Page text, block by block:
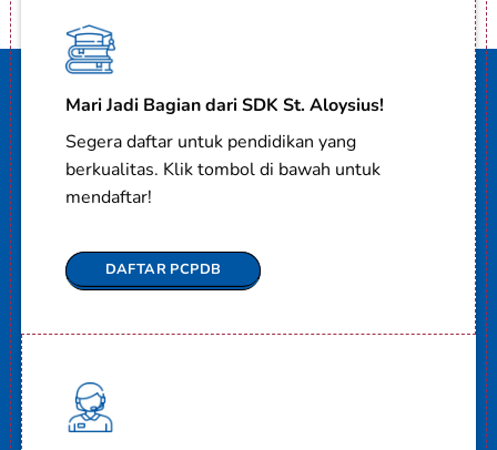
Mari Jadi Bagian dari SDK St. Aloysius!
Segera daftar untuk pendidikan yang
berkualitas. Klik tombol di bawah untuk
mendaftar!
DAFTAR PCPDB